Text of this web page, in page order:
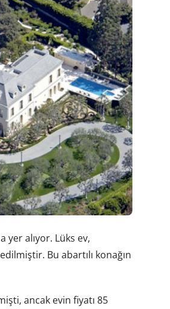
yer alıyor. Lüks ev,
Bu abartılı konağın
ancak evin fiyatı 85